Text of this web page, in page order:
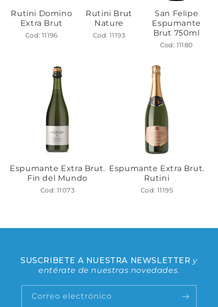
Rutini Domino
Extra Brut
Cod: 11196
Rutini Brut
Nature
Cod: 11193
San Felipe
Espumante
Brut 750ml
Cod: 11180
Espumante Extra Brut.
Fin del Mundo
Cod: 11073
Espumante Extra Brut.
Rutini
Cod: 11195
SUSCRIBETE A NUESTRA NEWSLETTER y
entérate de nuestras novedades.
Correo electrónico